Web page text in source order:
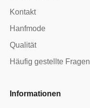
Kontakt
Hanfmode
Qualität
Häufig gestellte Fragen
Informationen